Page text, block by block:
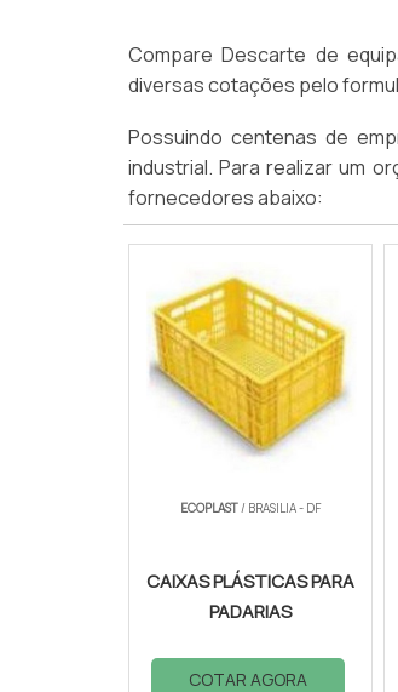
Compare Descarte de
diversas cotações pelo
Possuindo centenas de
industrial. Para realizar um
fornecedores abaixo:
ECOPLAST / BRASILIA - DF
CAIXAS PLÁSTICAS PARA
PADARIAS
COTAR AGORA